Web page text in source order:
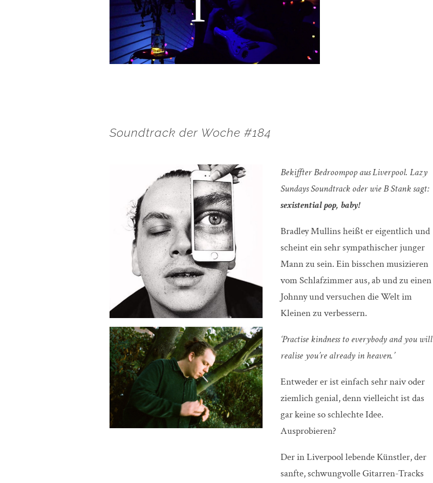
Soundtrack der Woche #184
Bekiffter Bedroompop aus Liverpool. Lazy
Sundays Soundtrack oder wie B Stank sagt:
sexistential pop, baby!
Bradley Mullins heißt er eigentlich und
scheint ein sehr sympathischer junger
Mann zu sein. Ein bisschen musizieren
vom Schlafzimmer aus, ab und zu einen
Johnny und versuchen die Welt im
Kleinen zu verbessern.
‘Practise kindness to everybody and you will
realise you’re already in heaven.’
Entweder er ist einfach sehr naiv oder
ziemlich genial, denn vielleicht ist das
gar keine so schlechte Idee.
Ausprobieren?
Der in Liverpool lebende Künstler, der
sanfte, schwungvolle Gitarren-Tracks